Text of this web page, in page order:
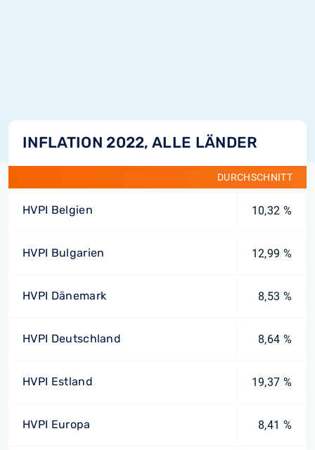
INFLATION 2022, ALLE LÄNDER
DURCHSCHNITT
HVPI Belgien 10,32 %
HVPI Bulgarien 12,99 %
HVPI Dänemark 8,53 %
HVPI Deutschland 8,64 %
HVPI Estland 19,37 %
HVPI Europa 8,41 %